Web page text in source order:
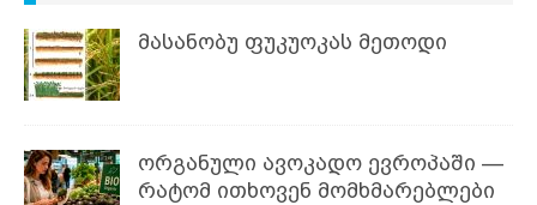
მასანობუ ფუკუოკას მეთოდი
ორგანული ავოკადო ევროპაში —
რატომ ითხოვენ მომხმარებლები